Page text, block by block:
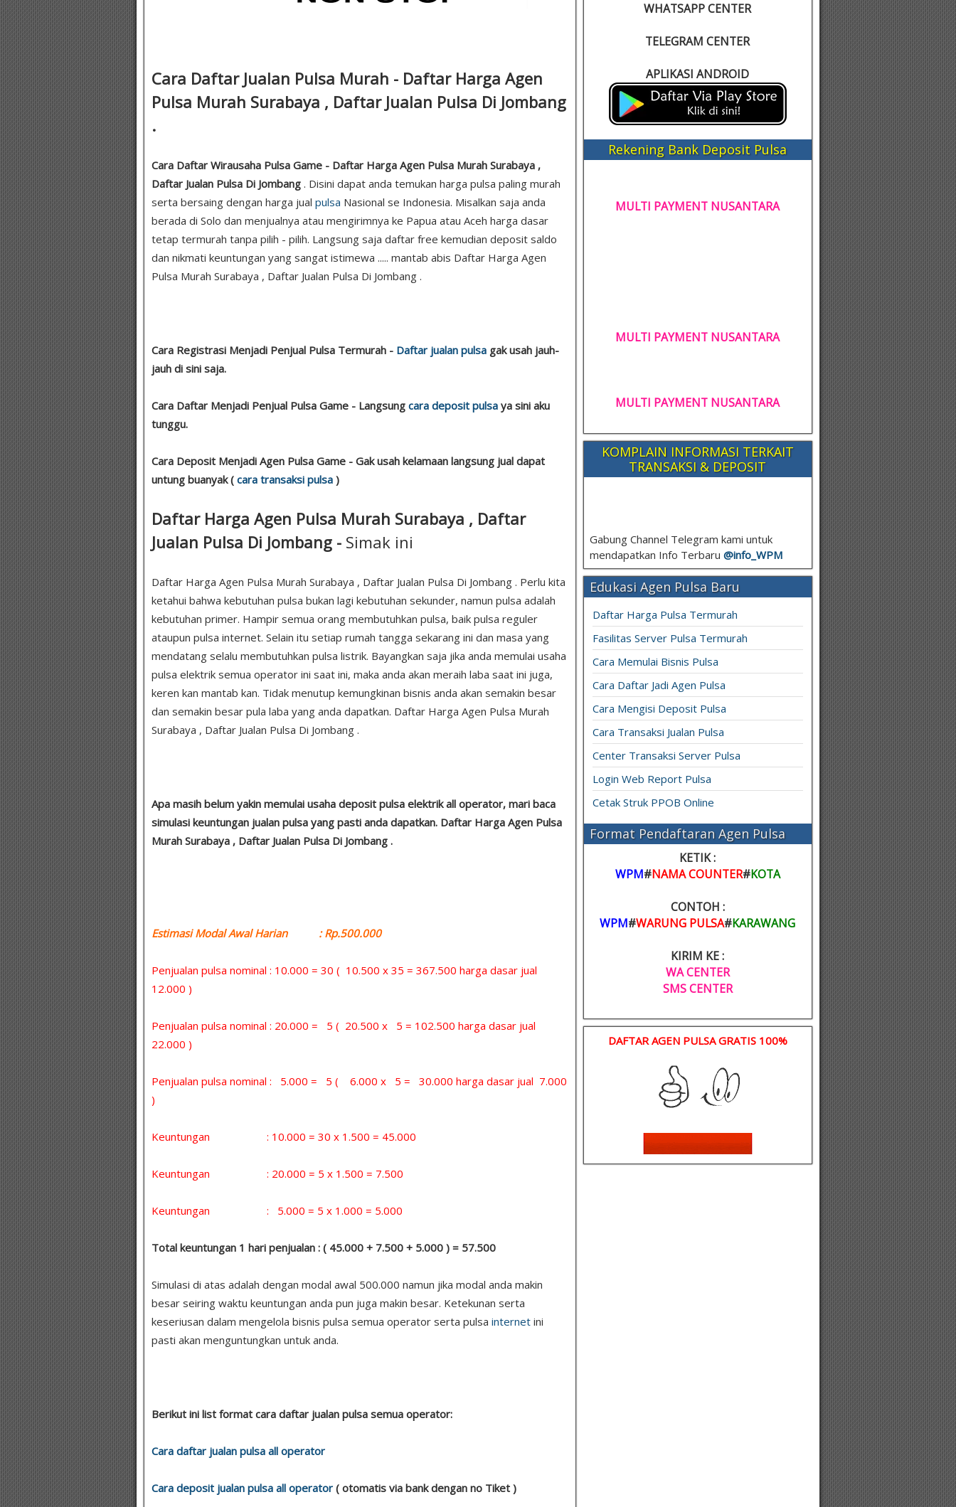
Cara Daftar Jualan Pulsa Murah - Daftar Harga Agen
Pulsa Murah Surabaya , Daftar Jualan Pulsa Di Jombang
.
Cara Daftar Wirausaha Pulsa Game - Daftar Harga Agen Pulsa Murah Surabaya ,
Daftar Jualan Pulsa Di Jombang . Disini dapat anda temukan harga pulsa paling murah
serta bersaing dengan harga jual pulsa Nasional se Indonesia. Misalkan saja anda
berada di Solo dan menjualnya atau mengirimnya ke Papua atau Aceh harga dasar
tetap termurah tanpa pilih - pilih. Langsung saja daftar free kemudian deposit saldo
dan nikmati keuntungan yang sangat istimewa ..... mantab abis Daftar Harga Agen
Pulsa Murah Surabaya , Daftar Jualan Pulsa Di Jombang .
Cara Registrasi Menjadi Penjual Pulsa Termurah - Daftar jualan pulsa gak usah jauh-
jauh di sini saja.
Cara Daftar Menjadi Penjual Pulsa Game - Langsung cara deposit pulsa ya sini aku
tunggu.
Cara Deposit Menjadi Agen Pulsa Game - Gak usah kelamaan langsung jual dapat
untung buanyak ( cara transaksi pulsa )
Daftar Harga Agen Pulsa Murah Surabaya , Daftar
Jualan Pulsa Di Jombang - Simak ini
Daftar Harga Agen Pulsa Murah Surabaya , Daftar Jualan Pulsa Di Jombang . Perlu kita
ketahui bahwa kebutuhan pulsa bukan lagi kebutuhan sekunder, namun pulsa adalah
kebutuhan primer. Hampir semua orang membutuhkan pulsa, baik pulsa reguler
ataupun pulsa internet. Selain itu setiap rumah tangga sekarang ini dan masa yang
mendatang selalu membutuhkan pulsa listrik. Bayangkan saja jika anda memulai usaha
pulsa elektrik semua operator ini saat ini, maka anda akan meraih laba saat ini juga,
keren kan mantab kan. Tidak menutup kemungkinan bisnis anda akan semakin besar
dan semakin besar pula laba yang anda dapatkan. Daftar Harga Agen Pulsa Murah
Surabaya , Daftar Jualan Pulsa Di Jombang .
Apa masih belum yakin memulai usaha deposit pulsa elektrik all operator, mari baca
simulasi keuntungan jualan pulsa yang pasti anda dapatkan. Daftar Harga Agen Pulsa
Murah Surabaya , Daftar Jualan Pulsa Di Jombang .
Estimasi Modal Awal Harian : Rp.500.000
Penjualan pulsa nominal : 10.000 = 30 ( 10.500 x 35 = 367.500 harga dasar jual
12.000 )
Penjualan pulsa nominal : 20.000 = 5 ( 20.500 x 5 = 102.500 harga dasar jual
22.000 )
Penjualan pulsa nominal : 5.000 = 5 ( 6.000 x 5 = 30.000 harga dasar jual 7.000
)
Keuntungan : 10.000 = 30 x 1.500 = 45.000
Keuntungan : 20.000 = 5 x 1.500 = 7.500
Keuntungan : 5.000 = 5 x 1.000 = 5.000
Total keuntungan 1 hari penjualan : ( 45.000 + 7.500 + 5.000 ) = 57.500
Simulasi di atas adalah dengan modal awal 500.000 namun jika modal anda makin
besar seiring waktu keuntungan anda pun juga makin besar. Ketekunan serta
keseriusan dalam mengelola bisnis pulsa semua operator serta pulsa internet ini
pasti akan menguntungkan untuk anda.
Berikut ini list format cara daftar jualan pulsa semua operator:
Cara daftar jualan pulsa all operator
Cara deposit jualan pulsa all operator ( otomatis via bank dengan no Tiket )
WHATSAPP CENTER
TELEGRAM CENTER
APLIKASI ANDROID
Rekening Bank Deposit Pulsa
MULTI PAYMENT NUSANTARA
MULTI PAYMENT NUSANTARA
MULTI PAYMENT NUSANTARA
KOMPLAIN INFORMASI TERKAIT
TRANSAKSI & DEPOSIT
Gabung Channel Telegram kami untuk
mendapatkan Info Terbaru @info_ WPM
Edukasi Agen Pulsa Baru
Daftar Harga Pulsa Termurah
Fasilitas Server Pulsa Termurah
Cara Memulai Bisnis Pulsa
Cara Daftar Jadi Agen Pulsa
Cara Mengisi Deposit Pulsa
Cara Transaksi Jualan Pulsa
Center Transaksi Server Pulsa
Login Web Report Pulsa
Cetak Struk PPOB Online
Format Pendaftaran Agen Pulsa
KETIK :
WPM#NAMA COUNTER#KOTA
CONTOH :
WPM#WARUNG PULSA#KARAWANG
KIRIM KE :
WA CENTER
SMS CENTER
DAFTAR AGEN PULSA GRATIS 100%